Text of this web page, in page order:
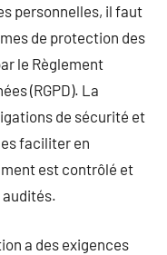
personnelles, il faut
de protection des
le Règlement
(RGPD). La
de sécurité et
faciliter en
est contrôlé et
audités.
a des exigences